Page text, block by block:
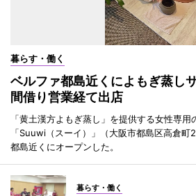
暮らす・働く
ベルファ都島近くによもぎ蒸し
間借り営業経て出店
「黄土漢方よもぎ蒸し」を提供する女性専
「Suuwi（スーイ）」（大阪市都島区高倉
都島近くにオープンした。
暮らす・働く